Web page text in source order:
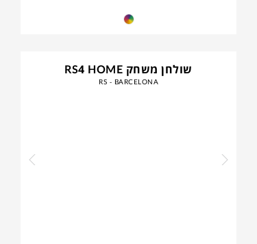
שולחן משחק RS4 HOME
RS - BARCELONA